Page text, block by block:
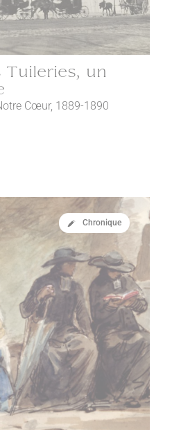
Tuileries, un
Cœur, 1889-1890
Chronique